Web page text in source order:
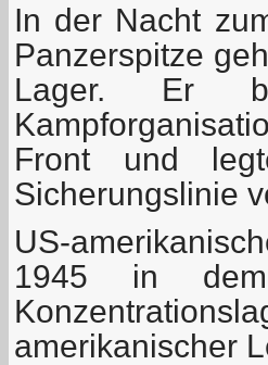
In der Nacht
Panzerspitze
Lager. Er
Front und
Sicherungslinie
US-
1945 in
amerikanischer